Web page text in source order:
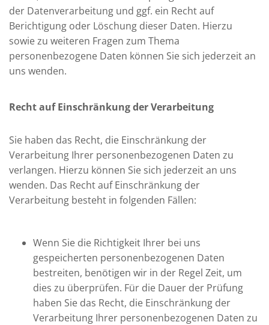
der Datenverarbeitung und ggf. ein Recht auf
Berichtigung oder Löschung dieser Daten. Hierzu
sowie zu weiteren Fragen zum Thema
personenbezogene Daten können Sie sich jederzeit an
uns wenden.
Recht auf Einschränkung der Verarbeitung
Sie haben das Recht, die Einschränkung der
Verarbeitung Ihrer personenbezogenen Daten zu
verlangen. Hierzu können Sie sich jederzeit an uns
wenden. Das Recht auf Einschränkung der
Verarbeitung besteht in folgenden Fällen:
Wenn Sie die Richtigkeit Ihrer bei uns
gespeicherten personenbezogenen Daten
bestreiten, benötigen wir in der Regel Zeit, um
dies zu überprüfen. Für die Dauer der Prüfung
haben Sie das Recht, die Einschränkung der
Verarbeitung Ihrer personenbezogenen Daten zu